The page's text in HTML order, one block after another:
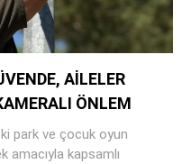
AİLELER
ÖNLEM
park ve çocuk oyun
amacıyla kapsamlı